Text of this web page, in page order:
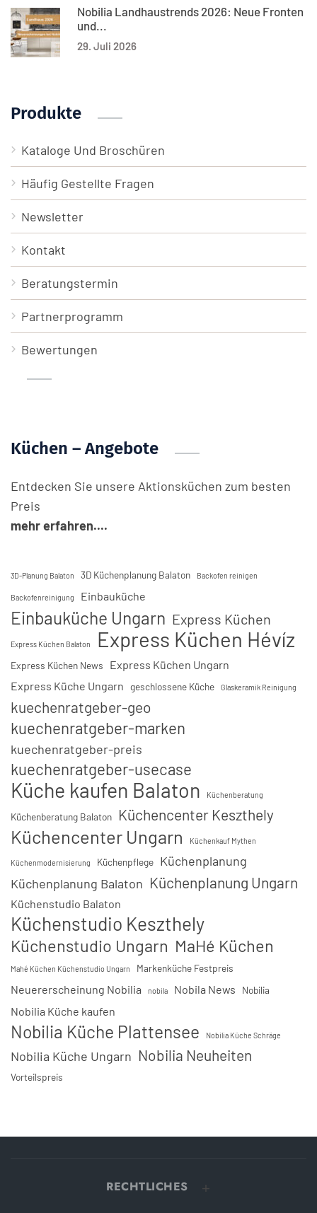
Nobilia Landhaustrends 2026: Neue Fronten
und...
29. Juli 2026
Produkte
Kataloge Und Broschüren
Häufig Gestellte Fragen
Newsletter
Kontakt
Beratungstermin
Partnerprogramm
Bewertungen
Küchen – Angebote
Entdecken Sie unsere Aktionsküchen zum besten
Preis
mehr erfahren....
3D-Planung Balaton 3D Küchenplanung Balaton Backofen reinigen
Backofenreinigung Einbauküche
Einbauküche Ungarn Express Küchen
Express Küchen Balaton Express Küchen Hévíz
Express Küchen News
Express Küchen Ungarn
Express Küche Ungarn geschlossene Küche Glaskeramik Reinigung
kuechenratgeber-geo
kuechenratgeber-marken
kuechenratgeber-preis
kuechenratgeber-usecase
Küche kaufen Balaton Küchenberatung
Küchenberatung Balaton Küchencenter Keszthely
Küchencenter Ungarn Küchenkauf Mythen
Küchenmodernisierung Küchenpflege Küchenplanung
Küchenplanung Balaton Küchenplanung Ungarn
Küchenstudio Balaton
Küchenstudio Keszthely
Küchenstudio Ungarn MaHé Küchen
Mahé Küchen Küchenstudio Ungarn Markenküche Festpreis
Neuererscheinung Nobilia nobila Nobila News Nobilia
Nobilia Küche kaufen
Nobilia Küche Plattensee Nobilia Küche Schräge
Nobilia Küche Ungarn Nobilia Neuheiten
Vorteilspreis
RECHTLICHES